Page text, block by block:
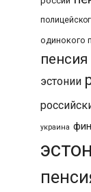
одинокого
пенсия
эстонии
украина